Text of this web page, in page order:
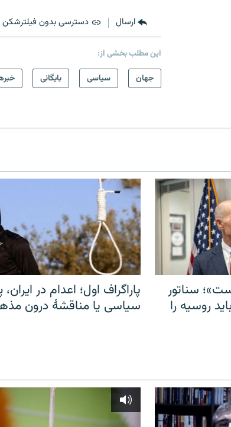
ارسال دسترسی بدون فیلترشکن
این مطلب بخشی از:
جهان
سیاسی بایگانی
سناتور
روسیه را
پاراگراف اول؛ اعدام در ایران،
سیاسی یا مناقشهٔ درون